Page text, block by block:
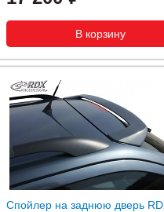
Спойлер на заднюю дверь